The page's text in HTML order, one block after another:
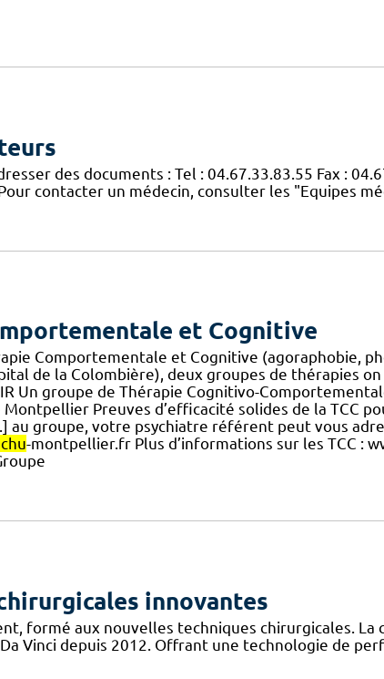
des documents : Tel : 04.67.33.83.55 Fax :
contacter un médecin, consulter les "Equipes
et Cognitive
Comportementale et Cognitive (agoraphobie,
de la Colombière), deux groupes de thérapies
Un groupe de Thérapie Cognitivo-
Montpellier Preuves d’efficacité solides de la TCC
au groupe, votre psychiatre référent peut vous
chu-montpellier.fr Plus d’informations sur les TCC :
innovantes
formé aux nouvelles techniques chirurgicales. La
Vinci depuis 2012. Offrant une technologie de